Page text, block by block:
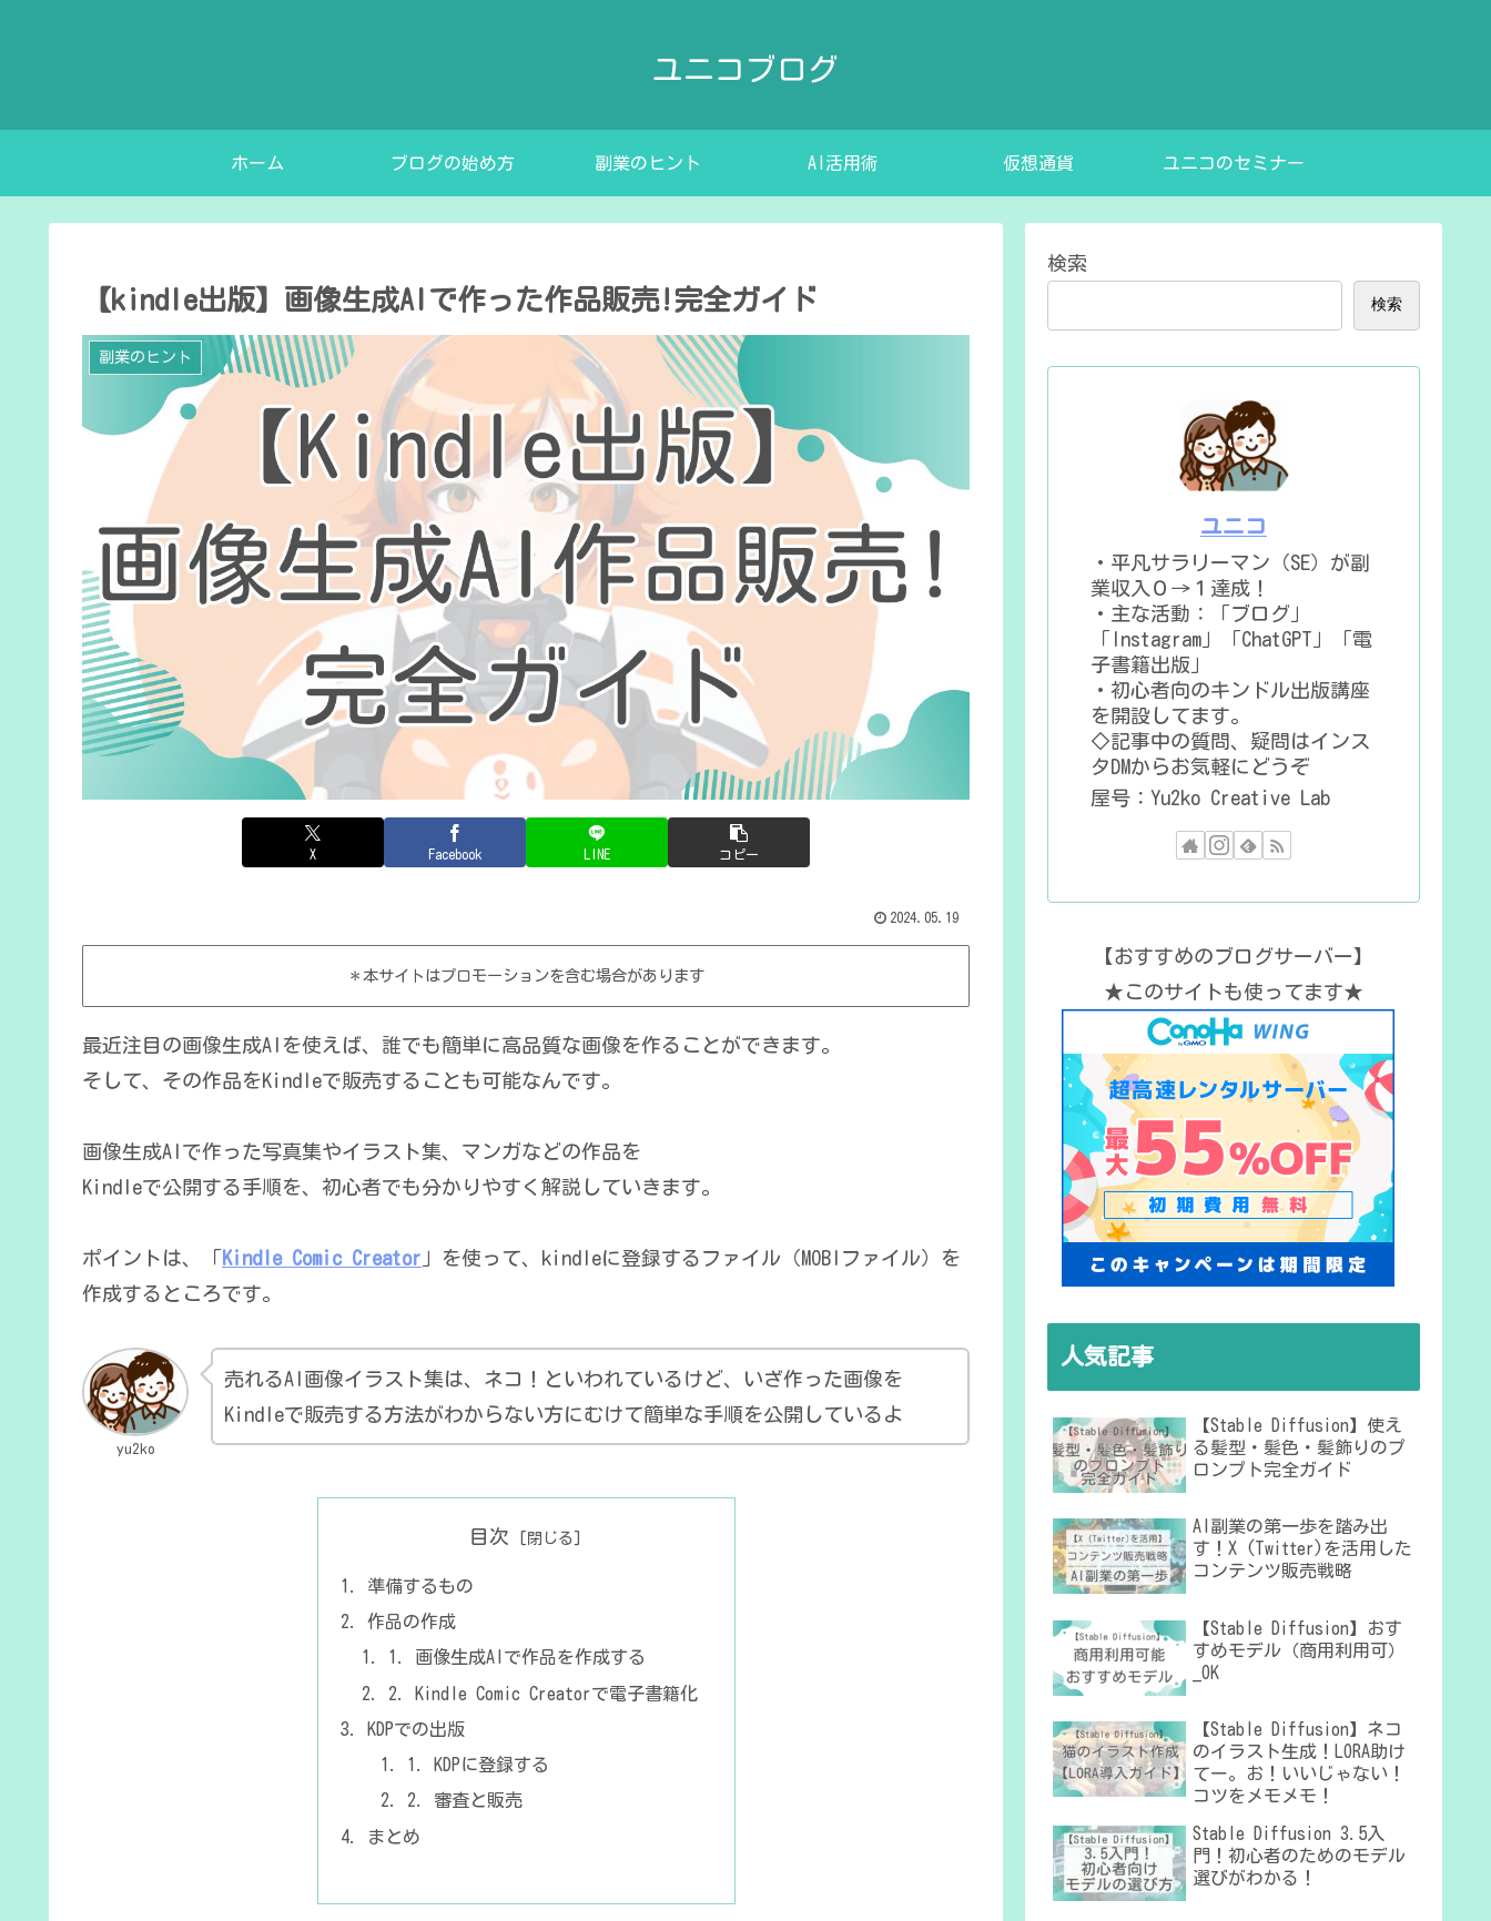
ユニコブログ
ホーム ブログの始め方 副業のヒント AI活用術 仮想通貨 ユニコのセミナー
【kindle出版】画像生成AIで作った作品販売!完全ガイド
副業のヒント
X Facebook LINE コピー
2024.05.19
＊本サイトはプロモーションを含む場合があります
最近注目の画像生成AIを使えば、誰でも簡単に高品質な画像を作ることができます。
そして、その作品をKindleで販売することも可能なんです。
画像生成AIで作った写真集やイラスト集、マンガなどの作品を
Kindleで公開する手順を、初心者でも分かりやすく解説していきます。
ポイントは、「 Kindle Comic Creator 」を使って、kindleに登録するファイル（MOBIファイル）を
作成するところです。
yu2ko
売れるAI画像イラスト集は、ネコ！といわれているけど、いざ作った画像を
Kindleで販売する方法がわからない方にむけて簡単な手順を公開しているよ
目次
準備するもの
作品の作成
1. 画像生成AIで作品を作成する
2. Kindle Comic Creatorで電子書籍化
KDPでの出版
1. KDPに登録する
2. 審査と販売
まとめ
検索
検索
ユニコ
・平凡サラリーマン（SE）が副
業収入０→１達成！
・主な活動：「ブログ」
「Instagram」「ChatGPT」「電
子書籍出版」
・初心者向のキンドル出版講座
を開設してます。
◇記事中の質問、疑問はインス
タDMからお気軽にどうぞ
屋号：Yu2ko Creative Lab
【おすすめのブログサーバー】
★このサイトも使ってます★
人気記事
【Stable Diffusion】使え
る髪型・髪色・髪飾りのプ
ロンプト完全ガイド
AI副業の第一歩を踏み出
す！X (Twitter)を活用した
コンテンツ販売戦略
【Stable Diffusion】おす
すめモデル（商用利用可）
_OK
【Stable Diffusion】ネコ
のイラスト生成！LORA助け
てー。お！いいじゃない！
コツをメモメモ！
Stable Diffusion 3.5入
門！初心者のためのモデル
選びがわかる！